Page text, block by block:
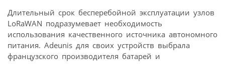
Длительный срок бесперебойной эксплуатации узлов
LoRaWAN подразумевает необходимость
использования качественного источника автономного
питания. Adeunis для своих устройств выбрала
французского производителя батарей и